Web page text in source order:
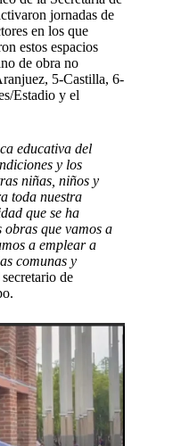
jornadas de
en los que
estos espacios
de obra no
5-Castilla, 6-
Estadio y el
educativa del
y los
niñas, niños y
toda nuestra
que se ha
que vamos a
a emplear a
comunas y
de